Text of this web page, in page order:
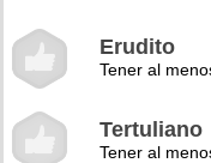
Erudito
Tener al
Tertuliano
Tener al